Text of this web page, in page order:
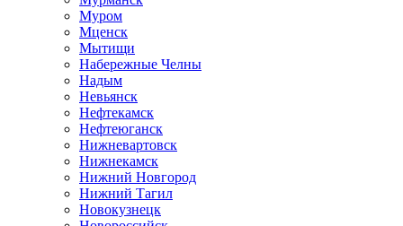
Муром
Мценск
Мытищи
Набережные Челны
Надым
Невьянск
Нефтекамск
Нефтеюганск
Нижневартовск
Нижнекамск
Нижний Новгород
Нижний Тагил
Новокузнецк